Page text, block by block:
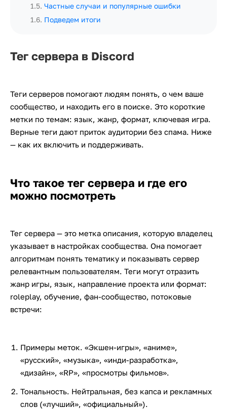
1.5. Частные случаи и популярные ошибки
1.6. Подведем итоги
Тег сервера в Discord
Теги серверов помогают людям понять, о чем ваше
сообщество, и находить его в поиске. Это короткие
метки по темам: язык, жанр, формат, ключевая игра.
Верные теги дают приток аудитории без спама. Ниже
— как их включить и поддерживать.
Что такое тег сервера и где его
можно посмотреть
Тег сервера — это метка описания, которую владелец
указывает в настройках сообщества. Она помогает
алгоритмам понять тематику и показывать сервер
релевантным пользователям. Теги могут отразить
жанр игры, язык, направление проекта или формат:
roleplay, обучение, фан-сообщество, потоковые
встречи:
Примеры меток. «Экшен-игры», «аниме»,
«русский», «музыка», «инди-разработка»,
«дизайн», «RP», «просмотры фильмов».
Тональность. Нейтральная, без капса и рекламных
слов («лучший», «официальный»).